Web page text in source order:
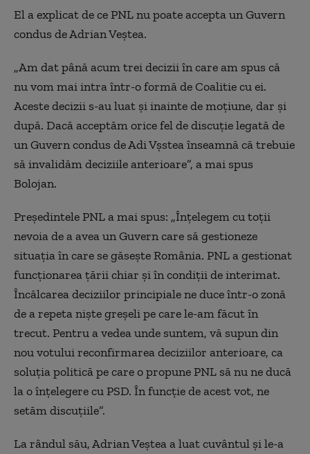
El a explicat de ce PNL nu poate accepta un Guvern
condus de Adrian Veștea.
„Am dat până acum trei decizii în care am spus că
nu vom mai intra într-o formă de Coalitie cu ei.
Aceste decizii s-au luat și inainte de moțiune, dar și
după. Dacă acceptăm orice fel de discuție legată de
un Guvern condus de Adi Vșstea înseamnă că trebuie
să invalidăm deciziile anterioare”, a mai spus
Bolojan.
Preşedintele PNL a mai spus: „Înţelegem cu toţii
nevoia de a avea un Guvern care să gestioneze
situaţia în care se găseşte România. PNL a gestionat
funcţionarea ţării chiar şi în condiţii de interimat.
Încălcarea deciziilor principiale ne duce într-o zonă
de a repeta nişte greşeli pe care le-am făcut în
trecut. Pentru a vedea unde suntem, vă supun din
nou votului reconfirmarea deciziilor anterioare, ca
soluţia politică pe care o propune PNL să nu ne ducă
la o înţelegere cu PSD. În funcţie de acest vot, ne
setăm discuţiile”.
La rândul său, Adrian Veștea a luat cuvântul și le-a